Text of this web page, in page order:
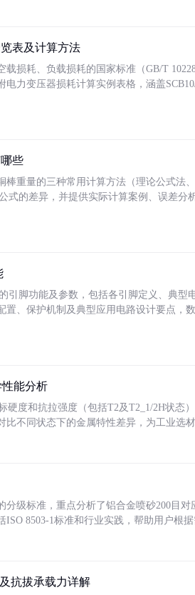
表及计算方法
载损耗、负载损耗的国家标准（GB/T
电力变压器损耗计算实例表格，涵盖
些
棒重量的三种常用计算方法（理论公式法
式的差异，并提供实际计算案例、误差分
引脚功能及参数，包括各引脚定义、典
置、保护机制及典型应用电路设计要点，
能分析
硬度和抗拉强度（包括T2及T2_1/2H状态
比不同状态下的金属特性差异，为工业选材
分级标准，重点分析了铝合金喷砂200目
ISO 8503-1标准和行业实践，帮助用户根
抗拔承载力详解